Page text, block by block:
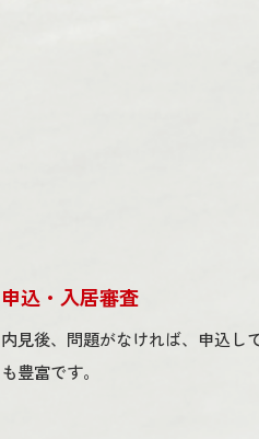
申込・入居審査
内見後、問題がなければ、申込し
も豊富です。